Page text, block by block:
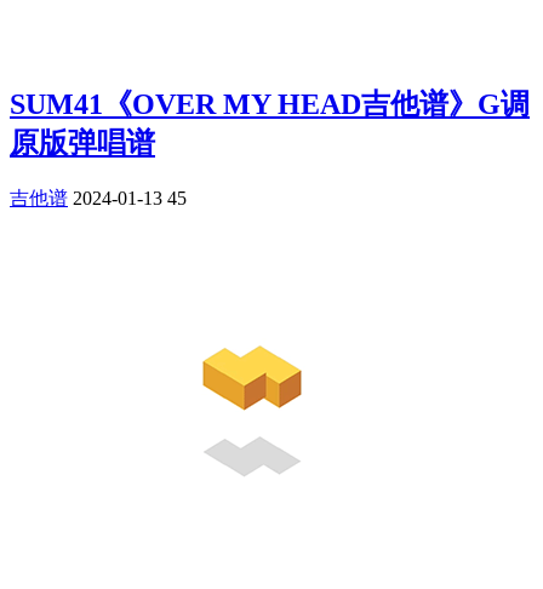
SUM41《OVER MY HEAD吉他谱》G调
原版弹唱谱
吉他谱 2024-01-13 45